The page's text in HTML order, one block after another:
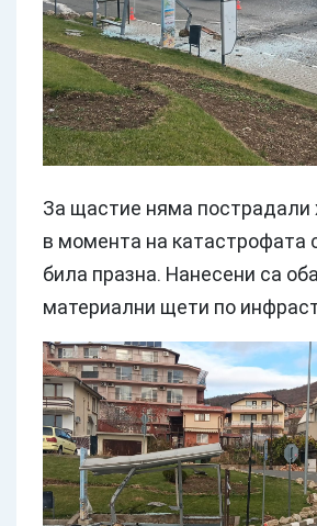
За щастие няма пострадали
в момента на катастрофата
била празна. Нанесени са
материални щети по